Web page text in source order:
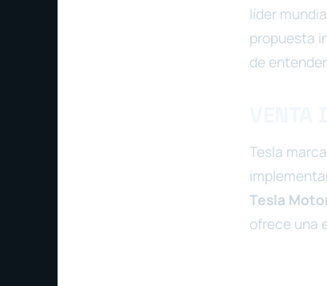
líder
propuesta
de
Tesla
Tesla
ofrece una